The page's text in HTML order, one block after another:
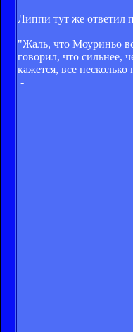
Липпи тут же ответил
"Жаль, что Моуриньо
говорил, что сильнее,
кажется, все
-